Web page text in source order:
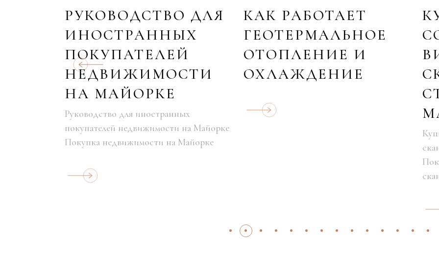
РУКОВОДСТВО ДЛЯ
ИНОСТРАННЫХ
ПОКУПАТЕЛЕЙ
НЕДВИЖИМОСТИ
НА МАЙОРКЕ
Руководство для иностранных
покупателей недвижимости на Майорке
Покупка недвижимости на Майорке
КАК РАБОТАЕТ
ГЕОТЕРМАЛЬНОЕ
ОТОПЛЕНИЕ И
ОХЛАЖДЕНИЕ